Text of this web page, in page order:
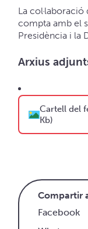
La
compta amb el
Presidència i la
Arxius
Cartell del
Kb)
Compartir
Facebook